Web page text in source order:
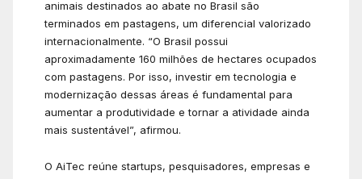
animais destinados ao abate no Brasil são
terminados em pastagens, um diferencial valorizado
internacionalmente. “O Brasil possui
aproximadamente 160 milhões de hectares ocupados
com pastagens. Por isso, investir em tecnologia e
modernização dessas áreas é fundamental para
aumentar a produtividade e tornar a atividade ainda
mais sustentável”, afirmou.
O AiTec reúne startups, pesquisadores, empresas e